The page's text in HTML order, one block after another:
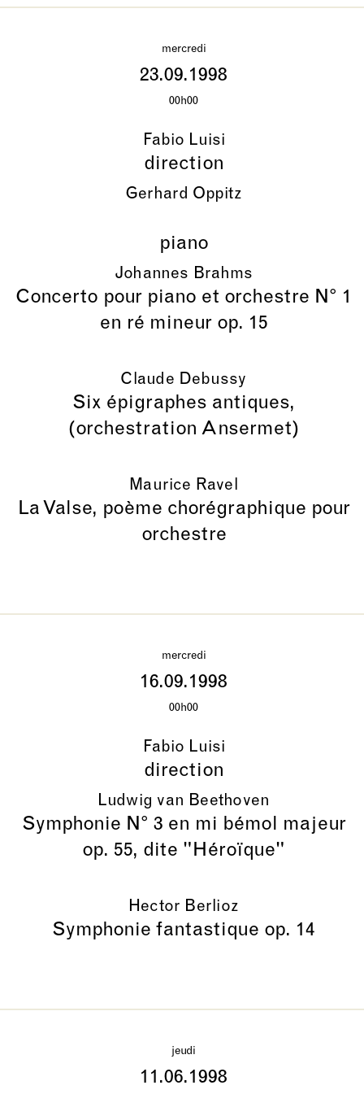
mercredi
23.09.1998
00h00
Fabio Luisi
direction
Gerhard Oppitz
piano
Johannes Brahms
Concerto pour piano et orchestre N° 1
en ré mineur op. 15
Claude Debussy
Six épigraphes antiques,
(orchestration Ansermet)
Maurice Ravel
La Valse, poème chorégraphique pour
orchestre
mercredi
16.09.1998
00h00
Fabio Luisi
direction
Ludwig van Beethoven
Symphonie N° 3 en mi bémol majeur
op. 55, dite "Héroïque"
Hector Berlioz
Symphonie fantastique op. 14
jeudi
11.06.1998